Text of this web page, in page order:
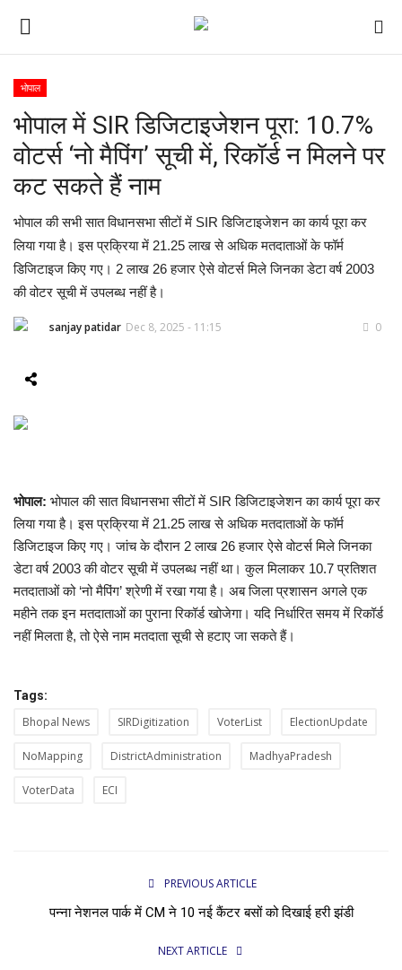
ई-पेपर
होम
Contact Us
Subscribe
About Us
मनोरंजन
लाइफस्टाइल
खेल
व्यापार
टेक न्यूज़
भोपाल
भोपाल में SIR डिजिटाइजेशन पूरा: 10.7%
वोटर्स ‘नो मैपिंग’ सूची में, रिकॉर्ड न मिलने पर
कट सकते हैं नाम
भोपाल की सभी सात विधानसभा सीटों में SIR डिजिटाइजेशन का कार्य पूरा कर
लिया गया है। इस प्रक्रिया में 21.25 लाख से अधिक मतदाताओं के फॉर्म
डिजिटाइज किए गए। 2 लाख 26 हजार ऐसे वोटर्स मिले जिनका डेटा वर्ष 2003
की वोटर सूची में उपलब्ध नहीं है।
sanjay patidar Dec 8, 2025 - 11:15 0
भोपाल: भोपाल की सात विधानसभा सीटों में SIR डिजिटाइजेशन का कार्य पूरा कर
लिया गया है। इस प्रक्रिया में 21.25 लाख से अधिक मतदाताओं के फॉर्म
डिजिटाइज किए गए। जांच के दौरान 2 लाख 26 हजार ऐसे वोटर्स मिले जिनका
डेटा वर्ष 2003 की वोटर सूची में उपलब्ध नहीं था। कुल मिलाकर 10.7 प्रतिशत
मतदाताओं को ‘नो मैपिंग’ श्रेणी में रखा गया है। अब जिला प्रशासन अगले एक
महीने तक इन मतदाताओं का पुराना रिकॉर्ड खोजेगा। यदि निर्धारित समय में रिकॉर्ड
नहीं मिलता है, तो ऐसे नाम मतदाता सूची से हटाए जा सकते हैं।
Tags:
Bhopal News SIRDigitization VoterList ElectionUpdate
NoMapping DistrictAdministration MadhyaPradesh
VoterData ECI
PREVIOUS ARTICLE
पन्ना नेशनल पार्क में CM ने 10 नई कैंटर बसों को दिखाई हरी झंडी
NEXT ARTICLE